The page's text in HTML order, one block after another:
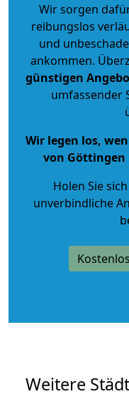
Wir sorgen
reibungslos
und
ankommen.
günstigen
umfassender
Wir legen los,
von Göttingen
Holen Sie
unverbindliche
Weitere